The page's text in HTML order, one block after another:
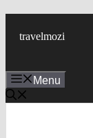
content
travelmozi
Menu